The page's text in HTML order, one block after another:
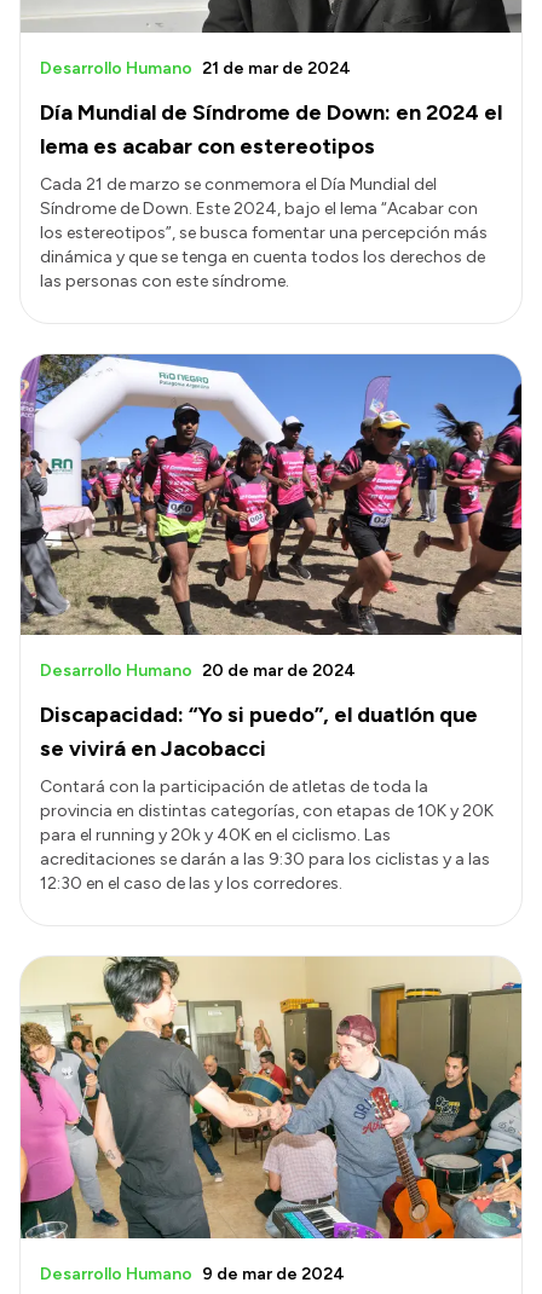
Día Mundial de Síndrome de Down: en 2024 el
lema es acabar con estereotipos
Desarrollo Humano 21 de mar de 2024
Cada 21 de marzo se conmemora el Día Mundial del
Síndrome de Down. Este 2024, bajo el lema “Acabar con
los estereotipos”, se busca fomentar una percepción más
dinámica y que se tenga en cuenta todos los derechos de
las personas con este síndrome.
Discapacidad: “Yo si puedo”, el duatlón que
se vivirá en Jacobacci
Desarrollo Humano 20 de mar de 2024
Contará con la participación de atletas de toda la
provincia en distintas categorías, con etapas de 10K y 20K
para el running y 20k y 40K en el ciclismo. Las
acreditaciones se darán a las 9:30 para los ciclistas y a las
12:30 en el caso de las y los corredores.
Desarrollo Humano 9 de mar de 2024